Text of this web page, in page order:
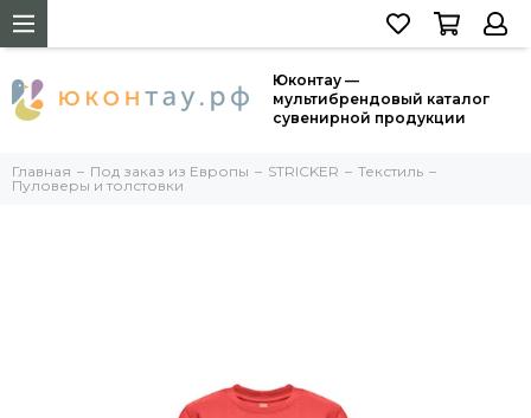
Юконтау —
мультибрендовый каталог
сувенирной продукции
Главная Под заказ из Европы STRICKER
Текстиль
Пуловеры и толстовки